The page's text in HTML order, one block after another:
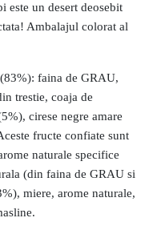
este un desert deosebit
Ambalajul colorat al
faina de GRAU,
trestie, coaja de
cirese negre amare
fructe confiate sunt
naturale specifice
(din faina de GRAU si
miere, arome naturale,